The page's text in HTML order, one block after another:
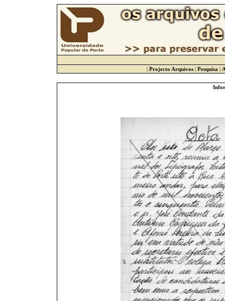
| Projecto Arquivos| Pesquisa |